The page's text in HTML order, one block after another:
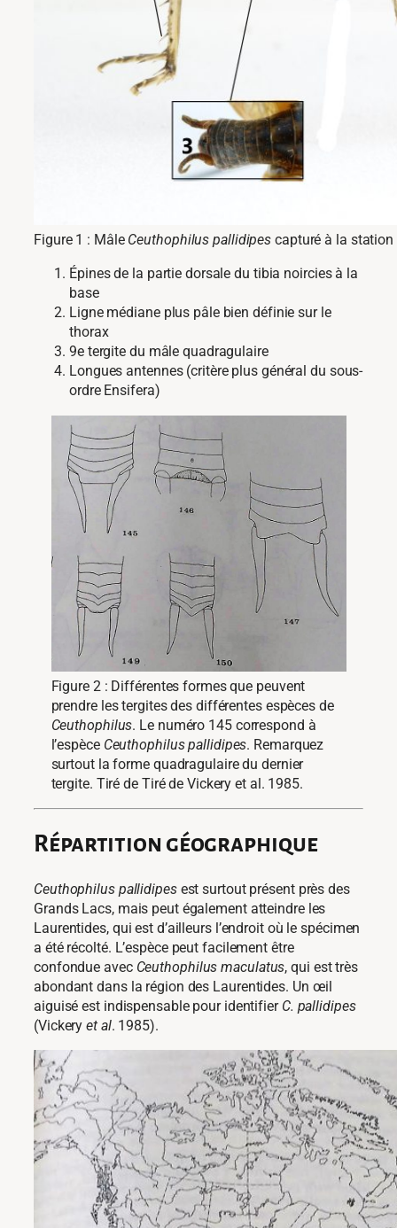
Figure 1 : Mâle Ceuthophilus pallidipes capturé à la
Épines de la partie dorsale du tibia noircies à la
base
Ligne médiane plus pâle bien définie sur le
thorax
9e tergite du mâle quadragulaire
Longues antennes (critère plus général du sous-
ordre Ensifera)
Figure 2 : Différentes formes que peuvent
prendre les tergites des différentes espèces de
Ceuthophilus. Le numéro 145 correspond à
l’espèce Ceuthophilus pallidipes. Remarquez
surtout la forme quadragulaire du dernier
tergite. Tiré de Tiré de Vickery et al. 1985.
Répartition géographique
Ceuthophilus pallidipesest surtout présent près des
Grands Lacs, mais peut également atteindre les
Laurentides, qui est d’ailleurs l’endroit où le spécimen
a été récolté. L’espèce peut facilement être
confondue avec Ceuthophilus maculatus, qui est très
abondant dans la région des Laurentides. Un œil
aiguisé est indispensable pour identifierC. pallidipes
(Vickeryet al. 1985).